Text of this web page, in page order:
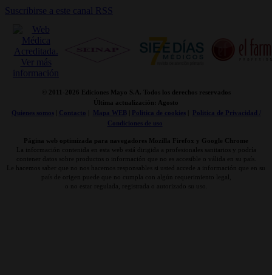
Suscribirse a este canal RSS
© 2011- 2026 Ediciones Mayo S.A. Todos los derechos reservados
Última actualización: Agosto
Quienes somos| Contacto Mapa WEB| Politica de cookies|
Politica de Privacidad /
Condiciones de uso
Página web optimizada para navegadores Mozilla Firefox y Google Chrome
La información contenida en esta web está dirigida a profesionales sanitarios y podría
contener datos sobre productos o información que no es accesible o válida en su país.
Le hacemos saber que no nos hacemos responsables si usted accede a información que en su
país de origen puede que no cumpla con algún requerimiento legal,
o no estar regulada, registrada o autorizado su uso.